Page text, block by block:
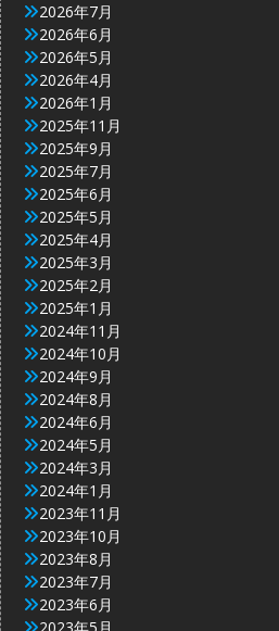
2026年7月
2026年6月
2026年5月
2026年4月
2026年1月
2025年11月
2025年9月
2025年7月
2025年6月
2025年5月
2025年4月
2025年3月
2025年2月
2025年1月
2024年11月
2024年10月
2024年9月
2024年8月
2024年6月
2024年5月
2024年3月
2024年1月
2023年11月
2023年10月
2023年8月
2023年7月
2023年6月